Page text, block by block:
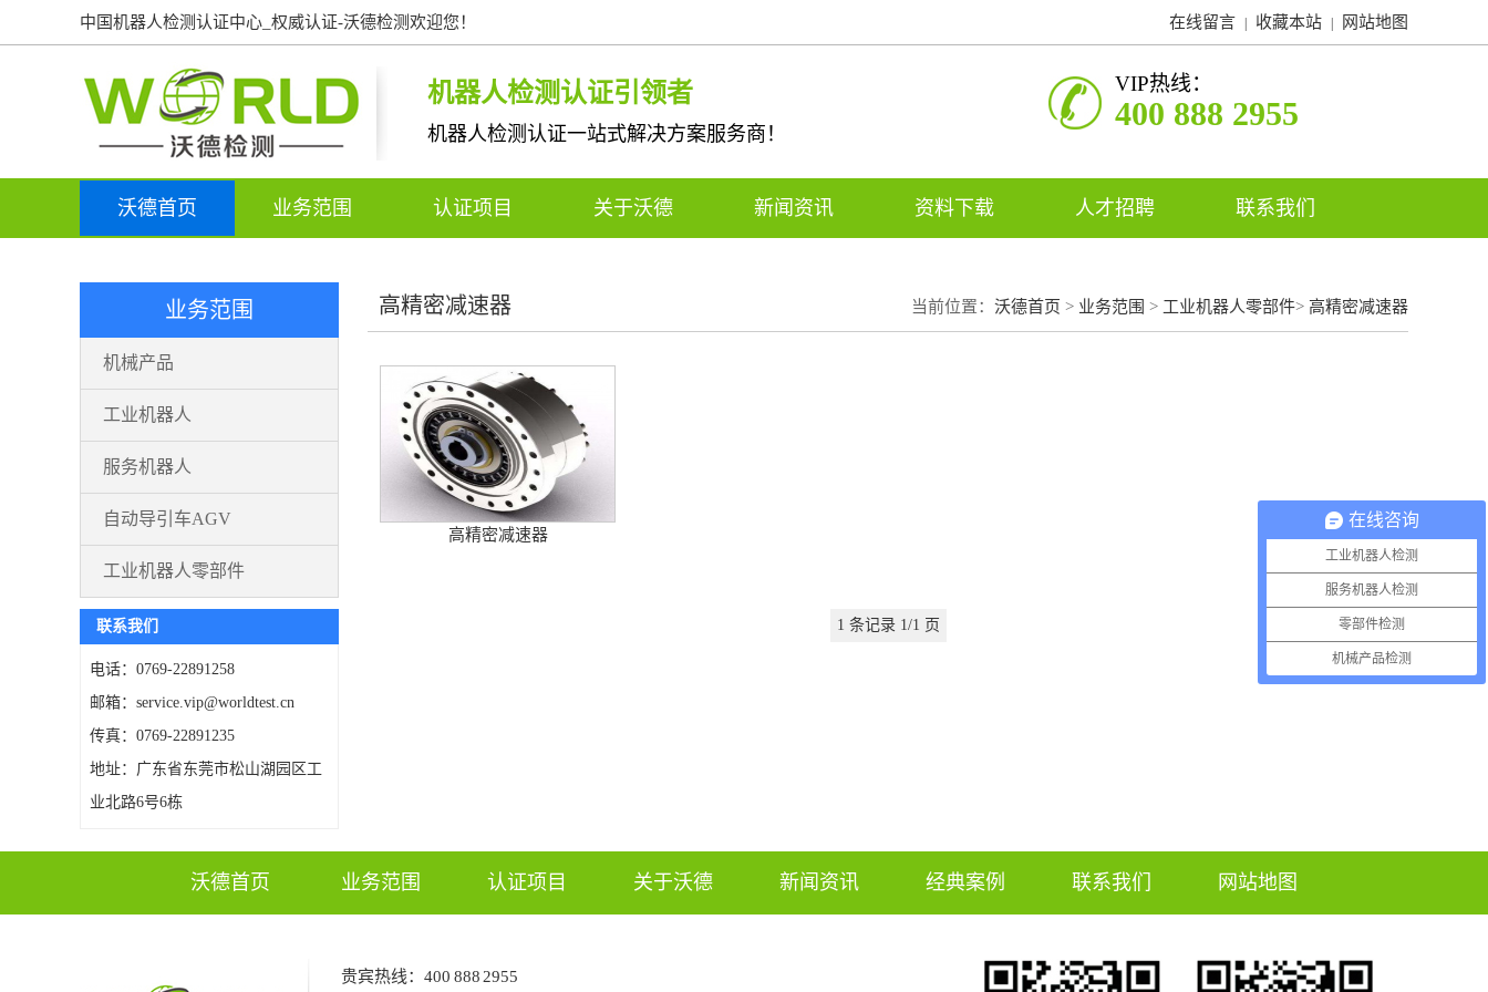
中国机器人检测认证中心_权威认证-沃德检测欢迎您！ 在线留言 收藏本站 网站地图
机器人检测认证引领者
机器人检测认证一站式解决方案服务商！
VIP热线：
400 888 2955
沃德首页 业务范围 认证项目 关于沃德 新闻资讯 资料下载 人才招聘 联系我们
业务范围
机械产品
工业机器人
服务机器人
自动导引车AGV
工业机器人零部件
联系我们
电话：0769-22891258
邮箱：service.vip@worldtest.cn
传真：0769-22891235
地址：广东省东莞市松山湖园区工
业北路6号6栋
高精密减速器 当前位置： 沃德首页 > 业务范围 > 工业机器人零部件> 高精密减速器
高精密减速器
1 条记录 1/1 页
沃德首页 业务范围 认证项目 关于沃德 新闻资讯 经典案例 联系我们 网站地图
贵宾热线： 400 888 2955
在线咨询
工业机器人检测
服务机器人检测
零部件检测
机械产品检测